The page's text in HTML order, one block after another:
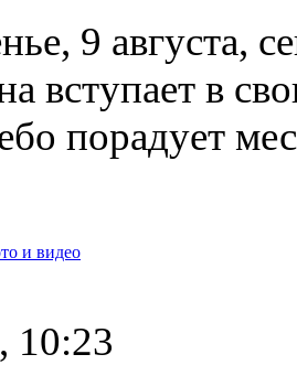
9 августа,
вступает в
порадует
и видео
10:23